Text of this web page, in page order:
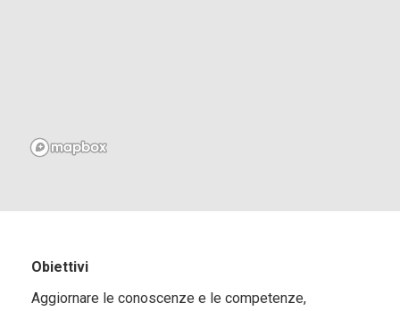
Obiettivi
Aggiornare le conoscenze e le competenze,